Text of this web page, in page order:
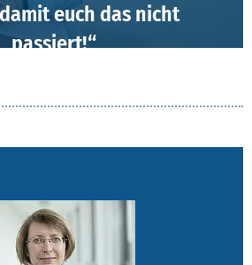
euch das nicht
passiert!“